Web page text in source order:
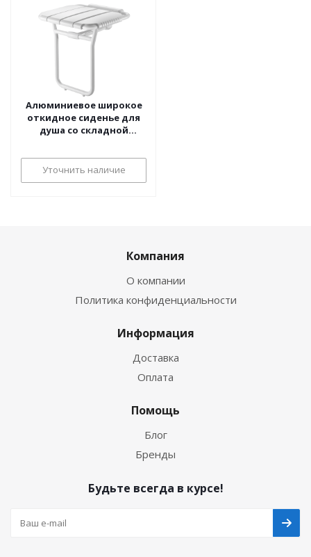
Алюминиевое широкое
откидное сиденье для
душа со складной
Уточнить наличие
Компания
О компании
Политика конфиденциальности
Информация
Доставка
Оплата
Помощь
Блог
Бренды
Будьте всегда в курсе!